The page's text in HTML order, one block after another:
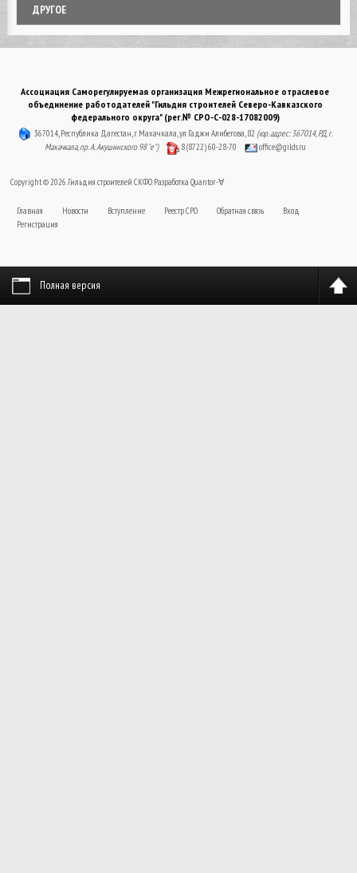
ДРУГОЕ
Ассоциация Саморегулируемая организация Межрегиональное отраслевое
объединение работодателей "Гильдия строителей Северо-Кавказского
федерального округа" (рег.№ СРО-С-028-17082009)
367014, Республика Дагестан, г. Махачкала, ул. Гаджи Алибегова, 82 (юр. адрес: 367014, РД, г.
Махачкала, пр. А. Акушинского 98 "е")
8 (8722) 60-28-70 office@gilds.ru
Copyright © 2026. Гильдия строителей СКФО. Разработка Quantor-∀
Главная Новости Вступление Реестр СРО Обратная связь
Вход
Регистрация
Полная версия